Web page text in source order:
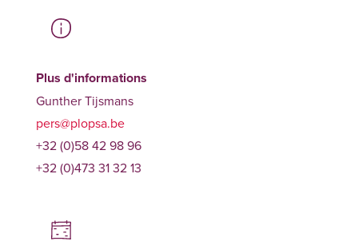
Plus d'informations
Gunther Tijsmans
pers@plopsa.be
+32 (0)58 42 98 96
+32 (0)473 31 32 13